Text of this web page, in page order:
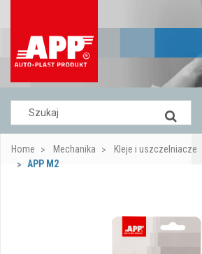
Home Mechanika Kleje i uszczelniacze
APP M2